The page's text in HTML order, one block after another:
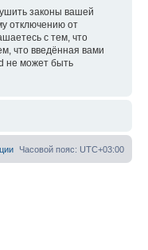
законы вашей
отключению от
с тем, что
что введённая вами
не может быть
Часовой пояс: UTC+03:00